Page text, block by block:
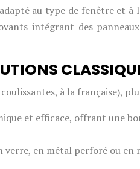
au type de fenêtre et
intégrant des
à la française),
et efficace, offrant une
verre, en métal perforé ou